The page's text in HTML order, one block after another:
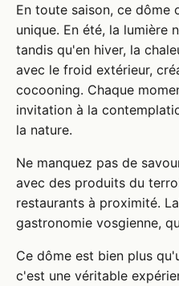
En toute saison, ce dôme
unique. En été, la lumière
tandis qu'en hiver, la
avec le froid extérieur,
cocooning. Chaque
invitation à la
la nature.
Ne manquez pas de
avec des produits du
restaurants à proximité.
gastronomie vosgienne,
Ce dôme est bien plus
c'est une véritable